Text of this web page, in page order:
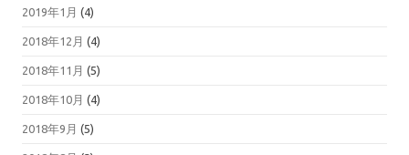
2019年1月 (4)
2018年12月 (4)
2018年11月 (5)
2018年10月 (4)
2018年9月 (5)